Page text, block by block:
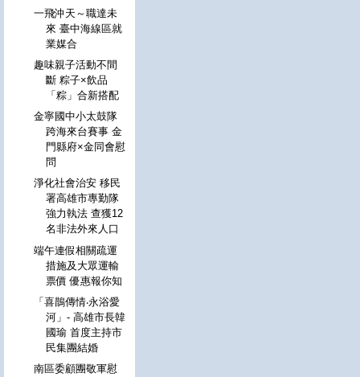
一飛沖天～職達未
來 臺中海線區就
業媒合
趣味親子活動不間
斷 粽子×飲品
「粽」合新搭配
金寧國中小太鼓隊
跨海來台賽事 金
門縣府×金同會慰
問
淨化社會治安 移民
署高雄市專勤隊
強力執法 查獲12
名非法外來人口
端午連假相關疏運
措施及大眾運輸
票價 優惠報你知
「喜鵲傳情‧永浴愛
河」- 高雄市長韓
國瑜 首度主持市
民集團結婚
南區委顧團敬軍慰